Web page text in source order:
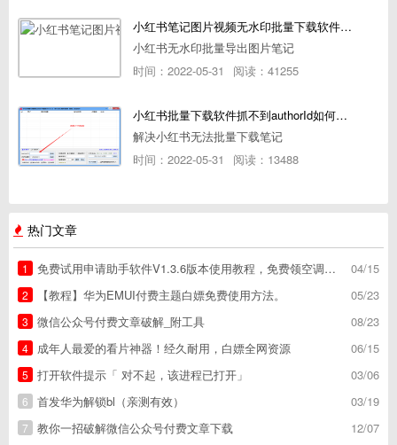
小红书笔记图片视频无水印批量下载软件使用教程
小红书无水印批量导出图片笔记
时间：2022-05-31
阅读：41255
小红书批量下载软件抓不到authorId如何解决
解决小红书无法批量下载笔记
时间：2022-05-31
阅读：13488
热门文章
04/15
1
免费试用申请助手软件V1.3.6版本使用教程，免费领空调冰箱，附下载地址
05/23
2
【教程】华为EMUI付费主题白嫖免费使用方法。
08/23
3
微信公众号付费文章破解_附工具
06/15
4
成年人最爱的看片神器！经久耐用，白嫖全网资源
03/06
5
打开软件提示「 对不起，该进程已打开」
03/19
6
首发华为解锁bl（亲测有效）
12/07
7
教你一招破解微信公众号付费文章下载